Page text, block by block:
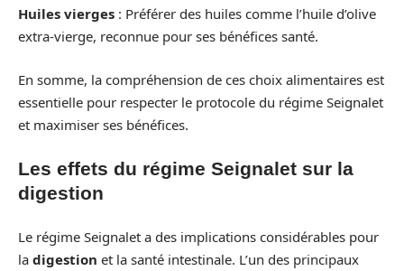
Huiles vierges : Préférer des huiles comme l’huile d’olive
extra-vierge, reconnue pour ses bénéfices santé.
En somme, la compréhension de ces choix alimentaires est
essentielle pour respecter le protocole du régime Seignalet
et maximiser ses bénéfices.
Les effets du régime Seignalet sur la
digestion
Le régime Seignalet a des implications considérables pour
la digestion et la santé intestinale. L’un des principaux